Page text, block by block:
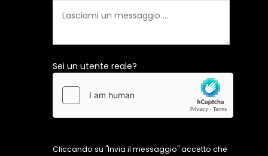
Sei un utente reale?
Cliccando su "Invia il messaggio" accetto che